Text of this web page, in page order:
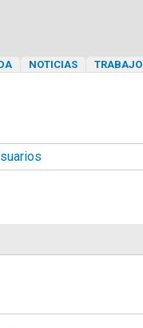
NOTICIAS TRABAJO